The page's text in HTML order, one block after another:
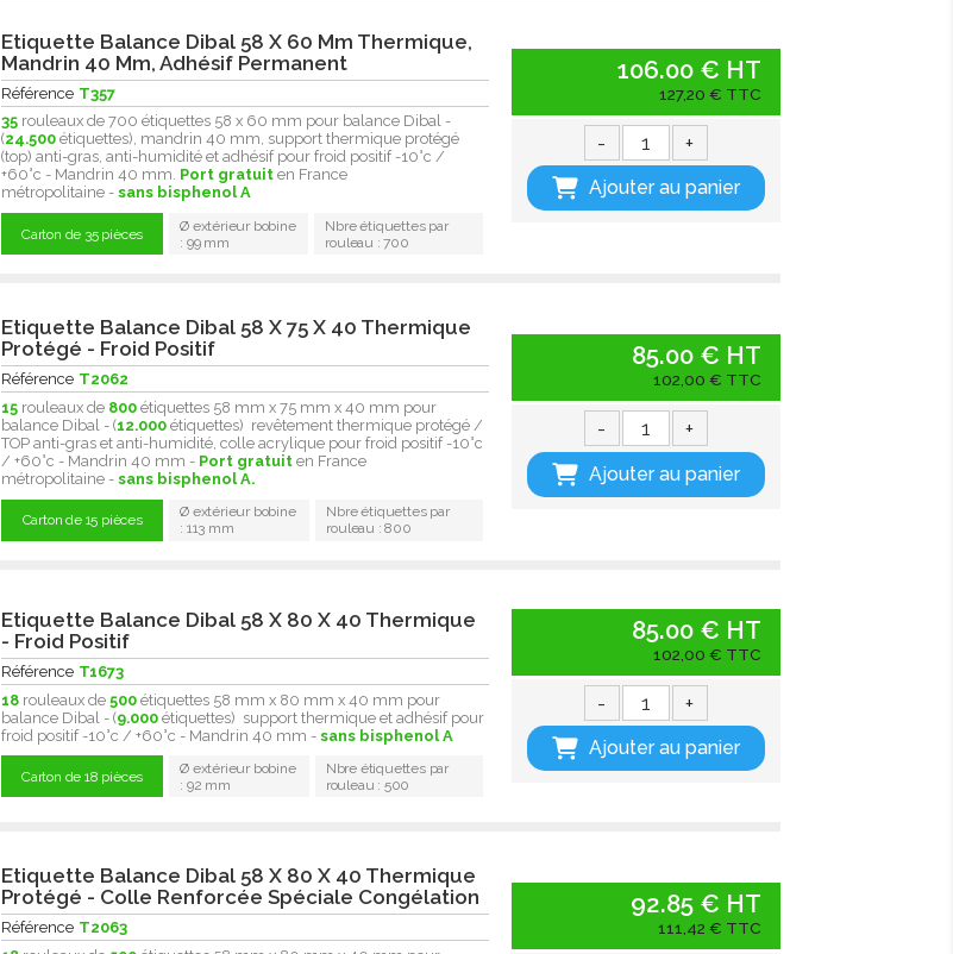
Etiquette Balance Dibal 58 X 60 Mm Thermique,
Mandrin 40 Mm, Adhésif Permanent
Référence T357
35 rouleaux de 700 étiquettes 58 x 60 mm pour balance Dibal -
(24.500 étiquettes), mandrin 40 mm, support thermique protégé
(top) anti-gras, anti-humidité et adhésif pour froid positif -10°c /
+60°c - Mandrin 40 mm. Port gratuit en France
métropolitaine -sans bisphenol A
Carton de 35 pièces
Ø extérieur bobine
: 99 mm
Nbre étiquettes par
rouleau : 700
106.00 € HT
127,20 € TTC
- +
Ajouter au panier
Etiquette Balance Dibal 58 X 75 X 40 Thermique
Protégé - Froid Positif
Référence T2062
15 rouleaux de 800 étiquettes 58 mm x 75 mm x 40 mm pour
balance Dibal - (12.000 étiquettes) revêtement thermique protégé /
TOP anti-gras et anti-humidité, colle acrylique pour froid positif -10°c
/ +60°c - Mandrin 40 mm - Port gratuit en France
métropolitaine -sans bisphenol A.
Carton de 15 pièces
Ø extérieur bobine
: 113 mm
Nbre étiquettes par
rouleau : 800
85.00 € HT
102,00 € TTC
- +
Ajouter au panier
Etiquette Balance Dibal 58 X 80 X 40 Thermique
- Froid Positif
Référence T1673
18 rouleaux de500 étiquettes 58 mm x 80 mm x 40 mm pour
balance Dibal - (9.000 étiquettes) support thermique et adhésif pour
froid positif -10°c / +60°c - Mandrin 40 mm -sans bisphenol A
Carton de 18 pièces
Ø extérieur bobine
: 92 mm
Nbre étiquettes par
rouleau : 500
85.00 € HT
102,00 € TTC
- +
Ajouter au panier
Etiquette Balance Dibal 58 X 80 X 40 Thermique
Protégé - Colle Renforcée Spéciale Congélation
Référence T2063
92.85 € HT
111,42 € TTC